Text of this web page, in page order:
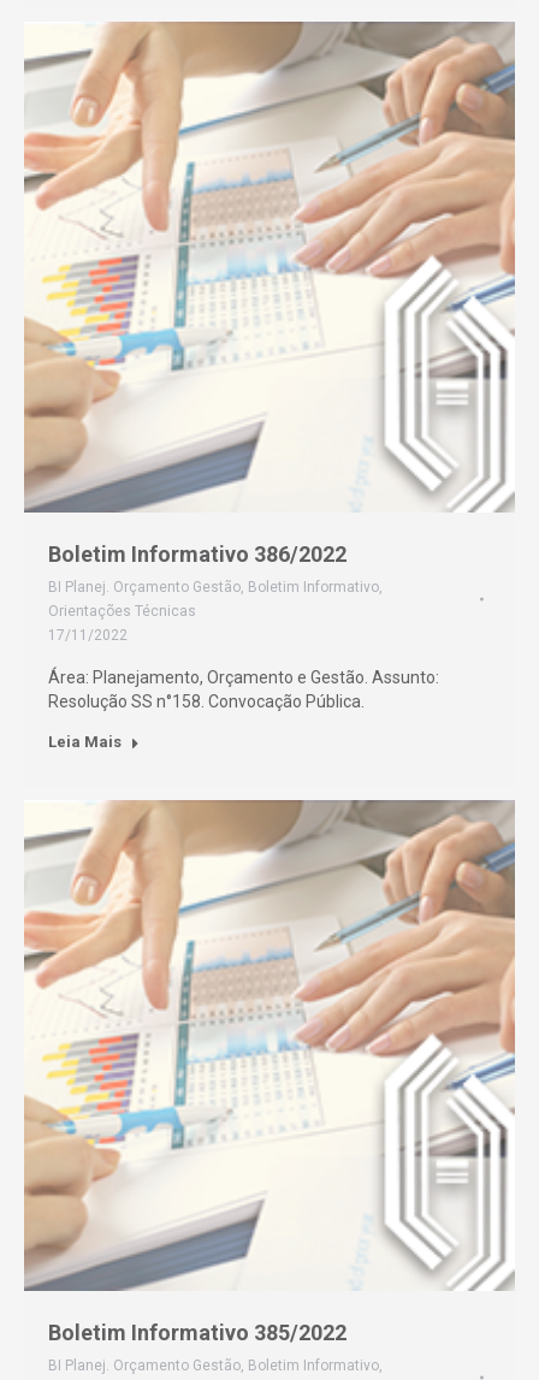
Boletim Informativo 386/2022
BI Planej. Orçamento Gestão, Boletim Informativo,
Orientações Técnicas
17/11/2022
Área: Planejamento, Orçamento e Gestão. Assunto:
Resolução SS n°158. Convocação Pública.
Leia Mais
Boletim Informativo 385/2022
BI Planej. Orçamento Gestão, Boletim Informativo,